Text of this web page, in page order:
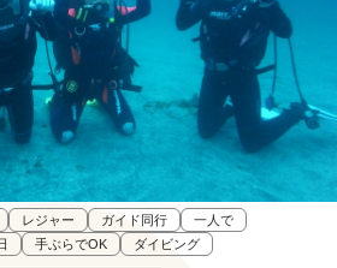
レジャー ガイド同行
一人で
手ぶらでOK ダイビング